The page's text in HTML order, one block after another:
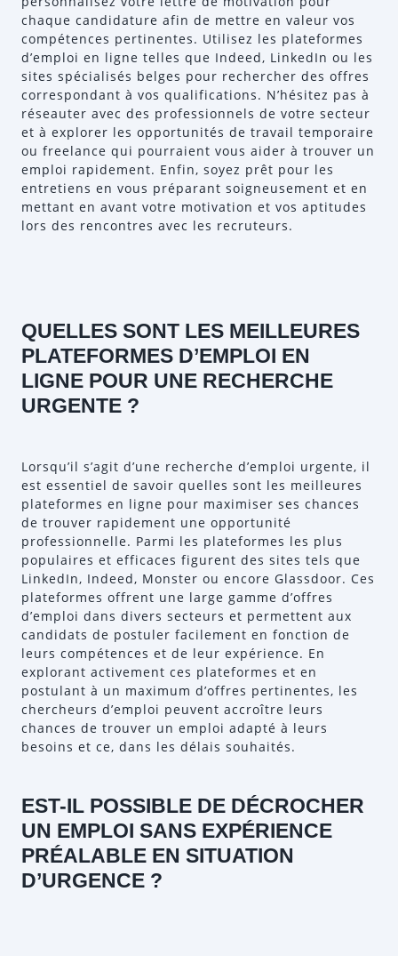
chaque candidature afin de mettre en valeur vos
compétences pertinentes. Utilisez les plateformes
d’emploi en ligne telles que Indeed, LinkedIn ou les
sites spécialisés belges pour rechercher des offres
correspondant à vos qualifications. N’hésitez pas à
réseauter avec des professionnels de votre secteur
et à explorer les opportunités de travail temporaire
ou freelance qui pourraient vous aider à trouver un
emploi rapidement. Enfin, soyez prêt pour les
entretiens en vous préparant soigneusement et en
mettant en avant votre motivation et vos aptitudes
lors des rencontres avec les recruteurs.
QUELLES SONT LES MEILLEURES
PLATEFORMES D’EMPLOI EN
LIGNE POUR UNE RECHERCHE
URGENTE ?
Lorsqu’il s’agit d’une recherche d’emploi urgente, il
est essentiel de savoir quelles sont les meilleures
plateformes en ligne pour maximiser ses chances
de trouver rapidement une opportunité
professionnelle. Parmi les plateformes les plus
populaires et efficaces figurent des sites tels que
LinkedIn, Indeed, Monster ou encore Glassdoor. Ces
plateformes offrent une large gamme d’offres
d’emploi dans divers secteurs et permettent aux
candidats de postuler facilement en fonction de
leurs compétences et de leur expérience. En
explorant activement ces plateformes et en
postulant à un maximum d’offres pertinentes, les
chercheurs d’emploi peuvent accroître leurs
chances de trouver un emploi adapté à leurs
besoins et ce, dans les délais souhaités.
EST-IL POSSIBLE DE DÉCROCHER
UN EMPLOI SANS EXPÉRIENCE
PRÉALABLE EN SITUATION
D’URGENCE ?